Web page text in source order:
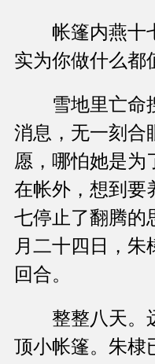
帐篷内燕十七
实为你做什么都
雪地里亡命
消息，无一刻合
愿，哪怕她是为
在帐外，想到要
七停止了翻腾的
月二十四日，
回合。
整整八天。远
顶小帐篷。朱棣